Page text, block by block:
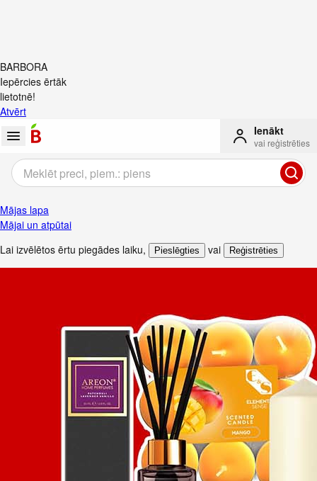
BARBORA
Iepērcies ērtāk
lietotnē!
Atvērt
Ienākt
vai reģistrēties
Mājas lapa
Mājai un atpūtai
Lai izvēlētos ērtu piegādes laiku, Pieslēgties vai Reģistrēties